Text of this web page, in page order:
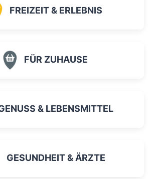
FREIZEIT & ERLEBNIS
FÜR ZUHAUSE
& LEBENSMITTEL
GESUNDHEIT & ÄRZTE